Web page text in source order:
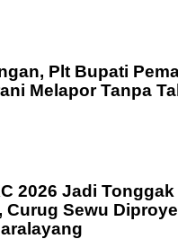
Plt Bupati
Melapor Tanpa
2026 Jadi
Curug Sewu